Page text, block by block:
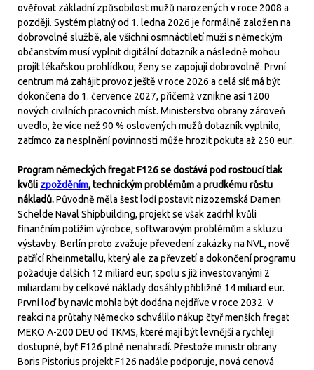
ověřovat základní způsobilost mužů narozených v roce 2008 a
později. Systém platný od 1. ledna 2026 je formálně založen na
dobrovolné službě, ale všichni osmnáctiletí muži s německým
občanstvím musí vyplnit digitální dotazník a následně mohou
projít lékařskou prohlídkou; ženy se zapojují dobrovolně. První
centrum má zahájit provoz ještě v roce 2026 a celá síť má být
dokončena do 1. července 2027, přičemž vznikne asi 1200
nových civilních pracovních míst. Ministerstvo obrany zároveň
uvedlo, že více než 90 % oslovených mužů dotazník vyplnilo,
zatímco za nesplnění povinnosti může hrozit pokuta až 250 eur..
Program německých fregat F126 se dostává pod rostoucí tlak
kvůli zpožděním, technickým problémům a prudkému růstu
nákladů.Původně měla šest lodí postavit nizozemská Damen
Schelde Naval Shipbuilding, projekt se však zadrhl kvůli
finančním potížím výrobce, softwarovým problémům a skluzu
výstavby. Berlín proto zvažuje převedení zakázky na NVL, nově
patřící Rheinmetallu, který ale za převzetí a dokončení programu
požaduje dalších 12 miliard eur; spolu s již investovanými 2
miliardami by celkové náklady dosáhly přibližně 14 miliard eur.
První loď by navíc mohla být dodána nejdříve v roce 2032. V
reakci na průtahy Německo schválilo nákup čtyř menších fregat
MEKO A-200 DEU od TKMS, které mají být levnější a rychleji
dostupné, byť F126 plně nenahradí. Přestože ministr obrany
Boris Pistorius projekt F126 nadále podporuje, nová cenová